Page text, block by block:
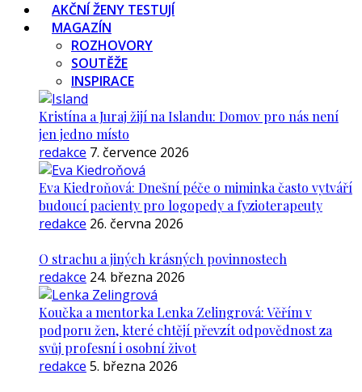
AKČNÍ ŽENY TESTUJÍ
MAGAZÍN
ROZHOVORY
SOUTĚŽE
INSPIRACE
Kristína a Juraj žijí na Islandu: Domov pro nás není
jen jedno místo
redakce 7. července 2026
Eva Kiedroňová: Dnešní péče o miminka často vytváří
budoucí pacienty pro logopedy a fyzioterapeuty
redakce 26. června 2026
O strachu a jiných krásných povinnostech
redakce 24. března 2026
Koučka a mentorka Lenka Zelingrová: Věřím v
podporu žen, které chtějí převzít odpovědnost za
svůj profesní i osobní život
redakce 5. března 2026